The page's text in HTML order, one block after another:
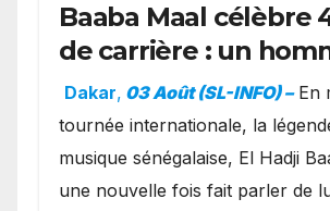
Baaba Maal célèbre
de carrière : un
exceptionnel à Oslo
présence de la
royale.
Dakar, 03 Août (SL-INFO) – ​En
tournée internationale, la
musique sénégalaise, El Hadji
une nouvelle fois fait parler de